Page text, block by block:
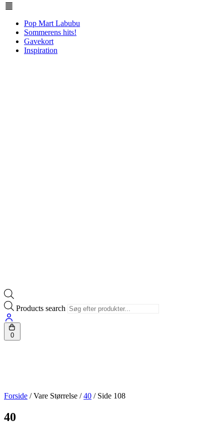
Pop Mart Labubu
Sommerens hits!
Gavekort
Inspiration
Products search
0
Forside / Vare Størrelse /40 / Side 108
40